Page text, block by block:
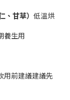
、甘草） 低溫烘
養生用
用前建議建議先